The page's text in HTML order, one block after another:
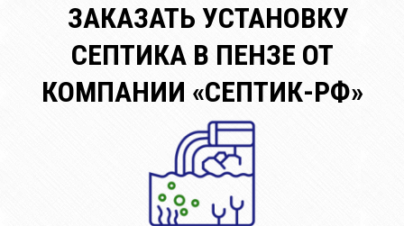
ЗАКАЗАТЬ УСТАНОВКУ
СЕПТИКА В ПЕНЗЕ ОТ
КОМПАНИИ «СЕПТИК-РФ»